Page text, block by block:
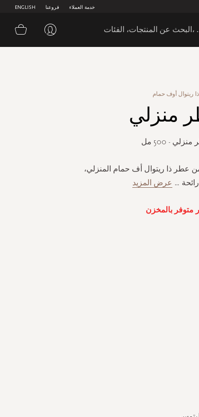
ENGLISH فروعنا خدمة العملاء
سلة
ذا ريتوال أوف حمام
منزلي
- 500 مل
ذا ريتوال أف حمام المنزلي،
... عرض المزيد
متوفر بالمخزن